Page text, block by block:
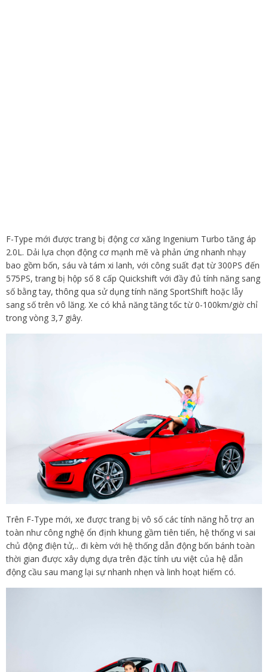
F-Type mới được trang bị động cơ xăng Ingenium Turbo tăng áp
2.0L. Dải lựa chọn động cơ mạnh mẽ và phản ứng nhanh nhạy
bao gồm bốn, sáu và tám xi lanh, với công suất đạt từ 300PS đến
575PS, trang bị hộp số 8 cấp Quickshift với đầy đủ tính năng sang
số bằng tay, thông qua sử dụng tính năng SportShift hoặc lẫy
sang số trên vô lăng. Xe có khả năng tăng tốc từ 0-100km/giờ chỉ
trong vòng 3,7 giây.
Trên F-Type mới, xe được trang bị vô số các tính năng hỗ trợ an
toàn như công nghệ ổn định khung gầm tiên tiến, hệ thống vi sai
chủ động điện tử,.. đi kèm với hệ thống dẫn động bốn bánh toàn
thời gian được xây dựng dựa trên đặc tính ưu việt của hệ dẫn
động cầu sau mang lại sự nhanh nhẹn và linh hoạt hiếm có.